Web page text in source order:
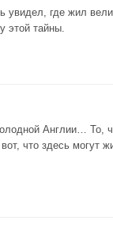
увидел, где жил
этой тайны.
Англии… То,
что здесь могут